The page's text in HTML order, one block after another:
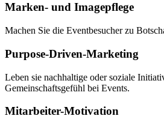
Marken- und Imagepflege
Machen Sie die Eventbesucher zu
Purpose-Driven-Marketing
Leben sie nachhaltige oder soziale
Gemeinschaftsgefühl bei Events.
Mitarbeiter-Motivation